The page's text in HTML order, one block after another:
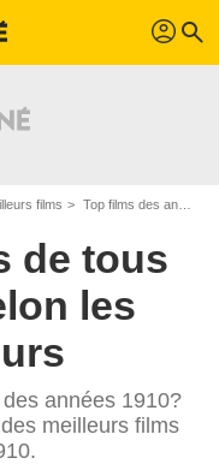
profil search
films Top films des années 1910
de tous
les
années 1910?
meilleurs films